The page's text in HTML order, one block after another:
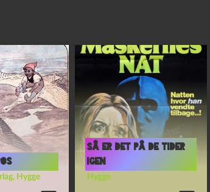
, Hygge
Så er det på de tider
igen
Hygge